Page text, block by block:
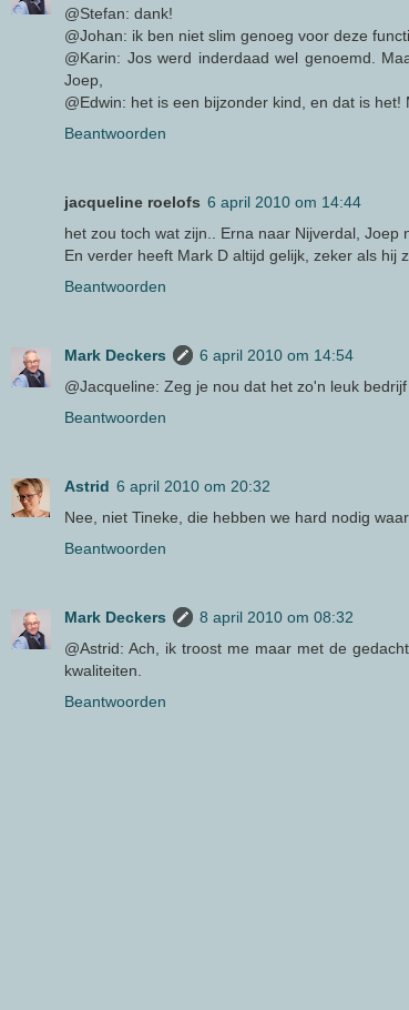
@Stefan: dank!
@Johan: ik ben niet slim genoeg voor deze
@Karin: Jos werd inderdaad wel genoemd.
Joep,
@Edwin: het is een bijzonder kind, en dat is het!
Beantwoorden
jacqueline roelofs 6 april 2010 om 14:44
het zou toch wat zijn.. Erna naar Nijverdal, Joep
En verder heeft Mark D altijd gelijk, zeker als hij
Beantwoorden
Mark Deckers
6 april 2010 om 14:54
@Jacqueline: Zeg je nou dat het zo'n leuk
Beantwoorden
Astrid 6 april 2010 om 20:32
Nee, niet Tineke, die hebben we hard nodig
Beantwoorden
Mark Deckers
8 april 2010 om 08:32
@Astrid: Ach, ik troost me maar met de
kwaliteiten.
Beantwoorden